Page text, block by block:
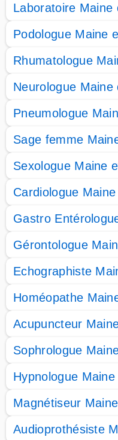
Laboratoire Maine
Podologue Maine
Rhumatologue
Neurologue Maine
Pneumologue
Sage femme
Sexologue Maine
Cardiologue
Gastro
Gérontologue
Echographiste
Homéopathe
Acupuncteur
Sophrologue
Hypnologue
Magnétiseur
Audioprothésiste